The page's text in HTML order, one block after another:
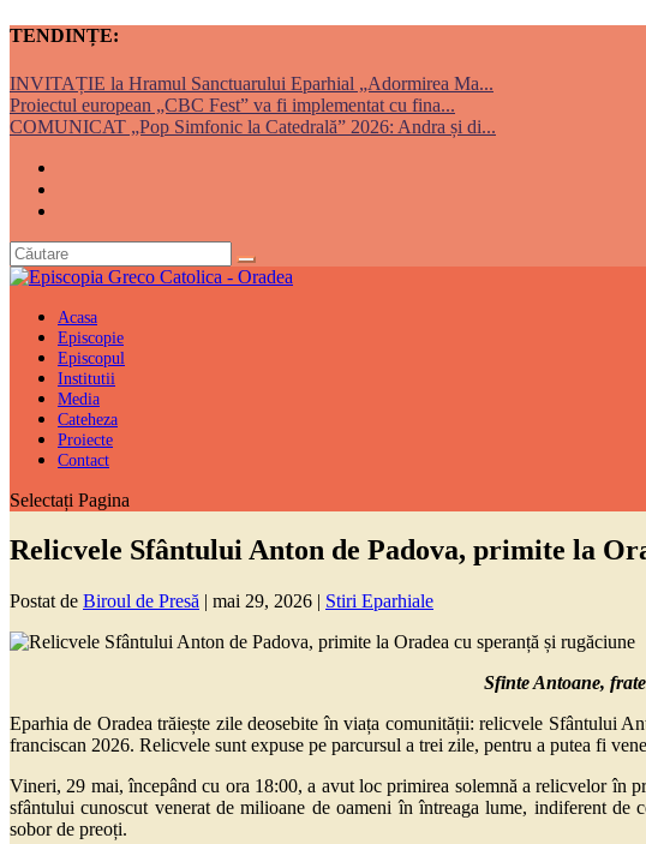
TENDINȚE:
INVITAȚIE la Hramul Sanctuarului Eparhial „Adormirea Ma...
Proiectul european „CBC Fest” va fi implementat cu fina...
COMUNICAT „Pop Simfonic la Catedrală” 2026: Andra și di...
Acasa
Episcopie
Episcopul
Institutii
Media
Cateheza
Proiecte
Contact
Selectați Pagina
Relicvele Sfântului Anton de Padova, primite la
Postat de Biroul de Presă | mai 29, 2026 | Stiri Eparhiale
Sfinte Antoane,
Eparhia de Oradea trăiește zile deosebite în viața comunității: relicvele Sfântului
franciscan 2026. Relicvele sunt expuse pe parcursul a trei zile, pentru a putea fi
Vineri, 29 mai, începând cu ora 18:00, a avut loc primirea solemnă a relicvelor în
sfântului cunoscut venerat de milioane de oameni în întreaga lume, indiferent
sobor de preoți.